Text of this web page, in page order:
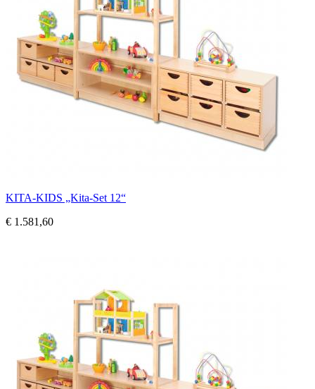
KITA-KIDS „Kita-Set 12“
€ 1.581,60